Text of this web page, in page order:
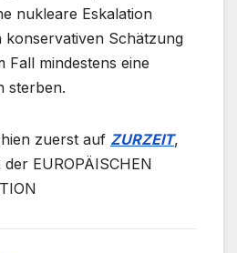
nukleare Eskalation
konservativen Schätzung
Fall mindestens eine
sterben.
zuerst auf ZURZEIT,
EUROPÄISCHEN